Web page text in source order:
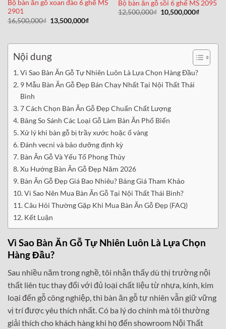
Bộ bàn ăn gỗ xoan đào 6 ghế MS
2901
16,500,000₫ Giá
gốc
13,500,000₫Giá
13,500,000₫.
Bộ bàn ăn gỗ sồi 6 ghế MS 2095
12,500,000₫ Giá
gốc
10,500,000₫Giá
Nội dung
Vì Sao Bàn Ăn Gỗ Tự Nhiên Luôn Là Lựa Chọn Hàng Đầu?
9 Mẫu Bàn Ăn Gỗ Đẹp Bán Chạy Nhất Tại Nội Thất Thái
Bình
7 Cách Chọn Bàn Ăn Gỗ Đẹp Chuẩn Chất Lượng
Bảng So Sánh Các Loại Gỗ Làm Bàn Ăn Phổ Biến
Xử lý khi bàn gỗ bị trầy xước hoặc ố vàng
Đánh vecni và bảo dưỡng định kỳ
Bàn Ăn Gỗ Và Yếu Tố Phong Thủy
Xu Hướng Bàn Ăn Gỗ Đẹp Năm 2026
Bàn Ăn Gỗ Đẹp Giá Bao Nhiêu? Bảng Giá Tham Khảo
Vì Sao Nên Mua Bàn Ăn Gỗ Tại Nội Thất Thái Bình?
Câu Hỏi Thường Gặp Khi Mua Bàn Ăn Gỗ Đẹp (FAQ)
Kết Luận
Vì Sao Bàn Ăn Gỗ Tự Nhiên Luôn Là Lựa Chọn
Hàng Đầu?
Sau nhiều năm trong nghề, tôi nhận thấy dù thị trường nội
thất liên tục thay đổi với đủ loại chất liệu từ nhựa, kính, kim
loại đến gỗ công nghiệp, thì bàn ăn gỗ tự nhiên vẫn giữ vững
vị trí được yêu thích nhất. Có ba lý do chính mà tôi thường
giải thích cho khách hàng khi họ đến showroom Nội Thất